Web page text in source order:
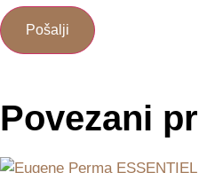
Povezani